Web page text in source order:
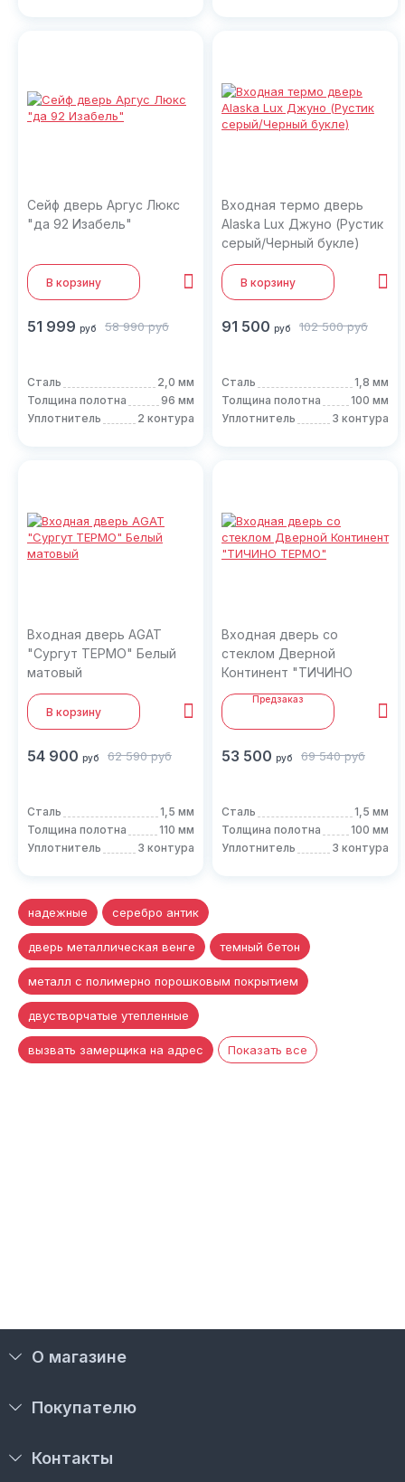
Сейф дверь Аргус Люкс
"да 92 Изабель"
В корзину
51 999 руб 58 990 руб
Сталь
2,0 мм
Толщина полотна
96 мм
Уплотнитель
2 контура
Входная термо дверь
Alaska Lux Джуно (Рустик
серый/Черный букле)
В корзину
91 500 руб 102 500 руб
Сталь
1,8 мм
Толщина полотна
100 мм
Уплотнитель
3 контура
Входная дверь AGAT
"Сургут ТЕРМО" Белый
матовый
В корзину
54 900 руб 62 590 руб
Сталь
1,5 мм
Толщина полотна
110 мм
Уплотнитель
3 контура
Входная дверь со
стеклом Дверной
Континент "ТИЧИНО
ТЕРМО"Предзаказ
53 500 руб 69 540 руб
Сталь
1,5 мм
Толщина полотна
100 мм
Уплотнитель
3 контура
надежные серебро антик
дверь металлическая венге темный бетон
металл с полимерно порошковым покрытием
двустворчатые утепленные
вызвать замерщика на адрес Показать все
О магазине
Покупателю
Контакты